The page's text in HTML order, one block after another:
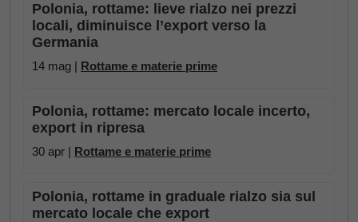
Polonia, rottame: lieve rialzo nei prezzi
locali, diminuisce l’export verso la
Germania
14 mag | Rottame e materie prime
Polonia, rottame: mercato locale incerto,
export in ripresa
30 apr | Rottame e materie prime
Polonia, rottame in graduale rialzo sia sul
mercato locale che export